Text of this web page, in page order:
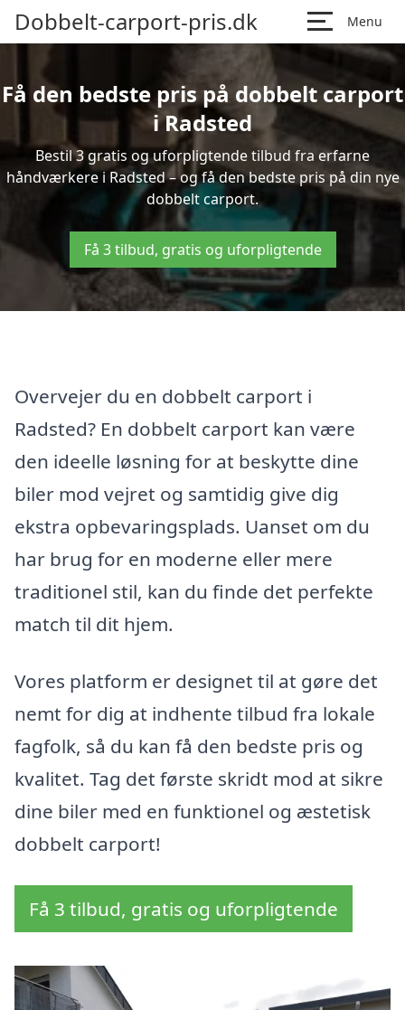
Dobbelt-carport-pris.dk Menu
Få den bedste pris på dobbelt carport
i Radsted
Bestil 3 gratis og uforpligtende tilbud fra erfarne
håndværkere i Radsted – og få den bedste pris på din nye
dobbelt carport.
Få 3 tilbud, gratis og uforpligtende
Overvejer du en dobbelt carport i
Radsted? En dobbelt carport kan være
den ideelle løsning for at beskytte dine
biler mod vejret og samtidig give dig
ekstra opbevaringsplads. Uanset om du
har brug for en moderne eller mere
traditionel stil, kan du finde det perfekte
match til dit hjem.
Vores platform er designet til at gøre det
nemt for dig at indhente tilbud fra lokale
fagfolk, så du kan få den bedste pris og
kvalitet. Tag det første skridt mod at sikre
dine biler med en funktionel og æstetisk
dobbelt carport!
Få 3 tilbud, gratis og uforpligtende